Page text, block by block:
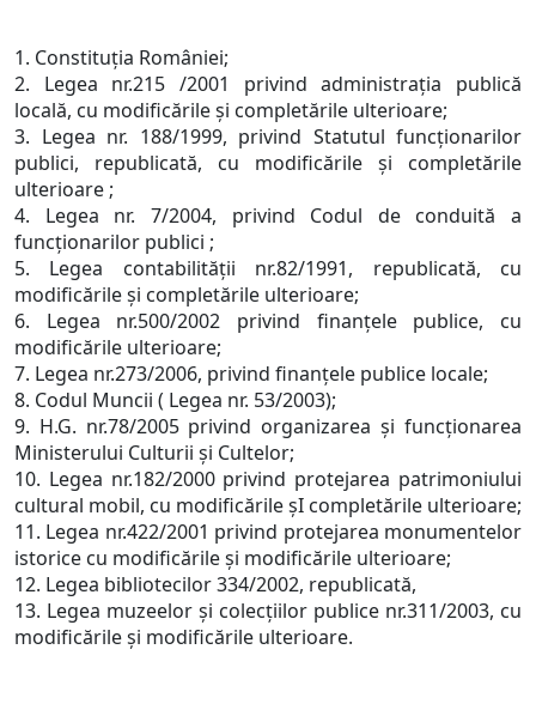
1. Constituţia României;
2. Legea nr.215 /2001 privind administraţia publică
locală, cu modificările şi completările ulterioare;
3. Legea nr. 188/1999, privind Statutul funcţionarilor
publici, republicată, cu modificările şi completările
ulterioare ;
4. Legea nr. 7/2004, privind Codul de conduită a
funcţionarilor publici ;
5. Legea contabilităţii nr.82/1991, republicată, cu
modificările şi completările ulterioare;
6. Legea nr.500/2002 privind finanţele publice, cu
modificările ulterioare;
7. Legea nr.273/2006, privind finanţele publice locale;
8. Codul Muncii ( Legea nr. 53/2003);
9. H.G. nr.78/2005 privind organizarea şi funcţionarea
Ministerului Culturii şi Cultelor;
10. Legea nr.182/2000 privind protejarea patrimoniului
cultural mobil, cu modificările şI completările ulterioare;
11. Legea nr.422/2001 privind protejarea monumentelor
istorice cu modificările şi modificările ulterioare;
12. Legea bibliotecilor 334/2002, republicată,
13. Legea muzeelor şi colecţiilor publice nr.311/2003, cu
modificările şi modificările ulterioare.